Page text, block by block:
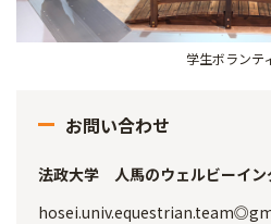
学生ボランテ
お問い合わせ
法政大学 人馬のウェルビーイン